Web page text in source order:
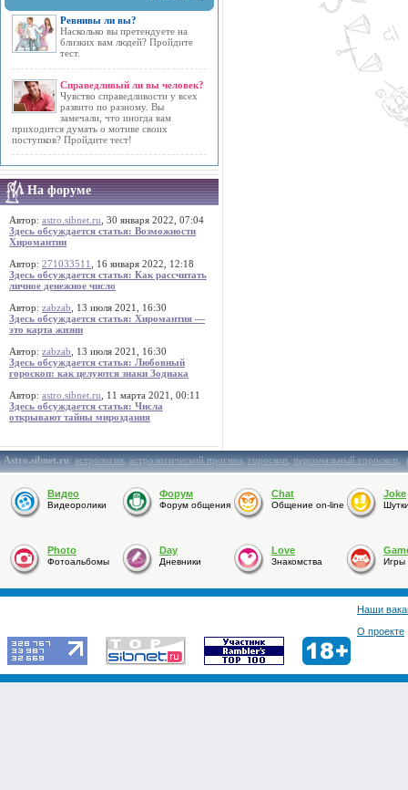
Ревнивы ли вы?
Насколько вы претендуете на
близких вам людей? Пройдите
тест.
Справедливый ли вы человек?
Чувство справедливости у всех
развито по разному. Вы
замечали, что иногда вам
приходится думать о мотиве своих
поступков? Пройдите тест!
На форуме
Автор: astro.sibnet.ru , 30 января 2022, 07:04
Здесь обсуждается статья: Возможности
Хиромантии
Автор: 271033511
, 16 января 2022, 12:18
Здесь обсуждается статья: Как рассчитать
личное денежное число
Автор: zabzab , 13 июля 2021, 16:30
Здесь обсуждается статья: Хиромантия —
это карта жизни
Автор: zabzab , 13 июля 2021, 16:30
Здесь обсуждается статья: Любовный
гороскоп: как целуются знаки Зодиака
Автор: astro.sibnet.ru , 11 марта 2021, 00:11
Здесь обсуждается статья: Числа
открывают тайны мироздания
Astro.sibnet.ru:астрология,астрологический прогноз,гороскоп,персональный гороскоп,
Видео
Видеоролики
Форум
Форум общения
Chat
Общение on-line
Joke
Photo
Фотоальбомы
Day
Дневники
Love
Знакомства Игры
Наши
О проекте